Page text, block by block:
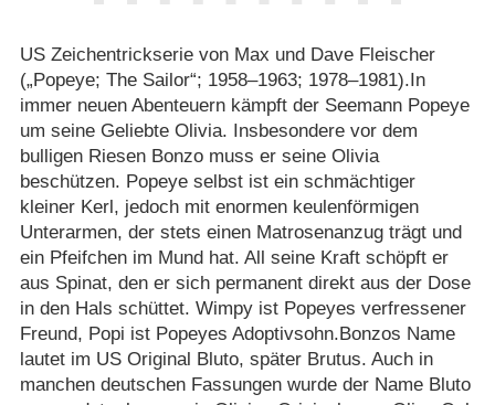
US Zeichentrickserie von Max und Dave Fleischer
(„Popeye; The Sailor“; 1958⁠–⁠1963; 1978⁠–⁠1981).In
immer neuen Abenteuern kämpft der Seemann Popeye
um seine Geliebte Olivia. Insbesondere vor dem
bulligen Riesen Bonzo muss er seine Olivia
beschützen. Popeye selbst ist ein schmächtiger
kleiner Kerl, jedoch mit enormen keulenförmigen
Unterarmen, der stets einen Matrosenanzug trägt und
ein Pfeifchen im Mund hat. All seine Kraft schöpft er
aus Spinat, den er sich permanent direkt aus der Dose
in den Hals schüttet. Wimpy ist Popeyes verfressener
Freund, Popi ist Popeyes Adoptivsohn.Bonzos Name
lautet im US Original Bluto, später Brutus. Auch in
manchen deutschen Fassungen wurde der Name Bluto